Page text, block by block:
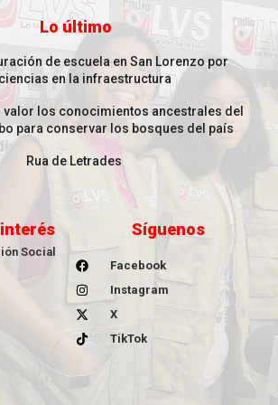
Lo último
de escuela en San Lorenzo por
en la infraestructura
valor los conocimientos ancestrales del
para conservar los bosques del país
Rua de Letrades
Social
Síguenos
Facebook
Instagram
X
TikTok